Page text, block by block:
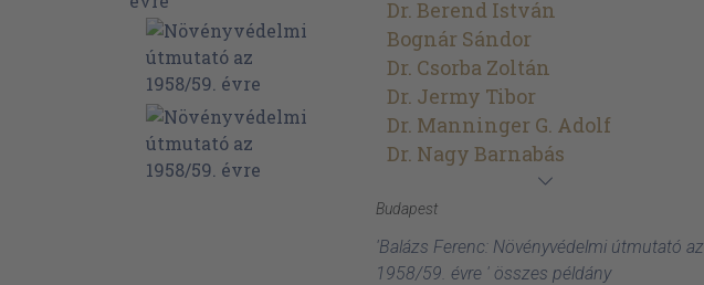
Dr. Berend István
Bognár Sándor
Dr. Csorba Zoltán
Dr. Jermy Tibor
Dr. Manninger G. Adolf
Dr. Nagy Barnabás
Budapest
'Balázs Ferenc: Növényvédelmi útmutató az
1958/59. évre ' összes példány